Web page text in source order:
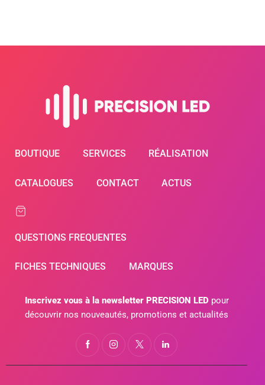
BOUTIQUE SERVICES RÉALISATION
CATALOGUES CONTACT ACTUS
QUESTIONS FREQUENTES
FICHES TECHNIQUES MARQUES
Inscrivez vous à la newsletter PRECISION LEDpour
découvrir nos nouveautés, promotions et actualités